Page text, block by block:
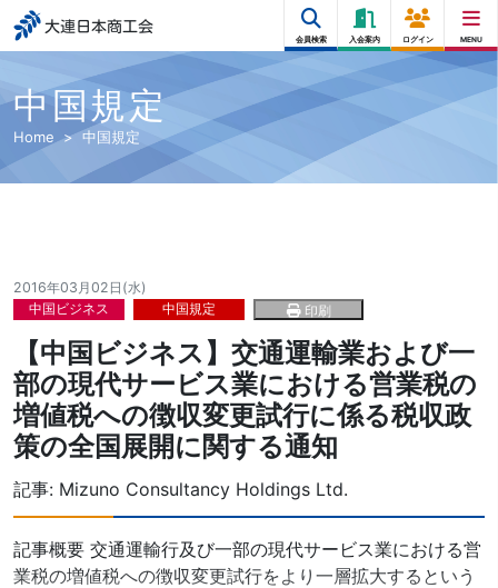
大連日本商工会
会員検索 入会案内 ログイン MENU
中国規定
Home 中国規定
2016年03月02日(水)
中国ビジネス
中国規定 印刷
【中国ビジネス】交通運輸業および一
部の現代サービス業における営業税の
増値税への徴収変更試行に係る税収政
策の全国展開に関する通知
記事: Mizuno Consultancy Holdings Ltd.
記事概要 交通運輸行及び一部の現代サービス業における営
業税の増値税への徴収変更試行をより一層拡大するという